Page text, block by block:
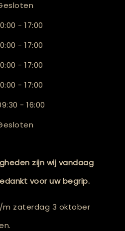
- 17:00
- 17:00
- 17:00
- 17:00
- 16:00
zijn wij vandaag
voor uw begrip.
m zaterdag 3 oktober